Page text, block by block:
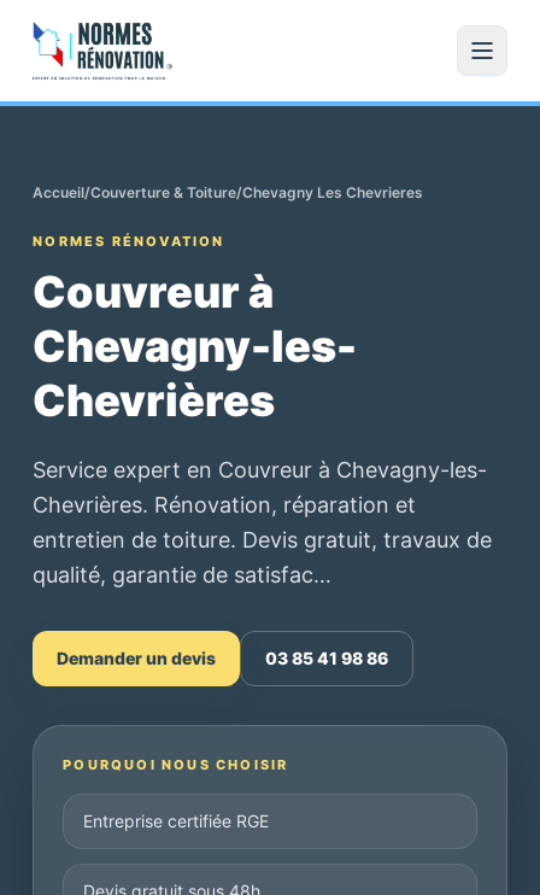
Accueil/Couverture & Toiture/Chevagny Les Chevrieres
NORMES RÉNOVATION
Couvreur à
Chevagny-les-
Chevrières
Service expert en Couvreur à Chevagny-les-
Chevrières. Rénovation, réparation et
entretien de toiture. Devis gratuit, travaux de
qualité, garantie de satisfac…
Demander un devis 03 85 41 98 86
POURQUOI NOUS CHOISIR
Entreprise certifiée RGE
Devis gratuit sous 48h